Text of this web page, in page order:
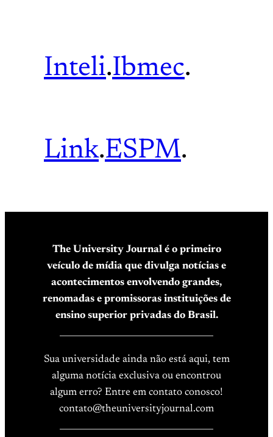
Inteli.Ibmec.
Link.ESPM.
The University Journal é o primeiro
veículo de mídia que divulga notícias e
acontecimentos envolvendo grandes,
renomadas e promissoras instituições de
ensino superior privadas do Brasil.
Sua universidade ainda não está aqui, tem
alguma notícia exclusiva ou encontrou
algum erro? Entre em contato conosco!
contato@theuniversityjournal.com